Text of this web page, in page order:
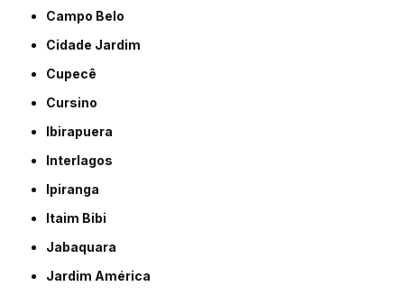
Campo Belo
Cidade Jardim
Cupecê
Cursino
Ibirapuera
Interlagos
Ipiranga
Itaim Bibi
Jabaquara
Jardim América